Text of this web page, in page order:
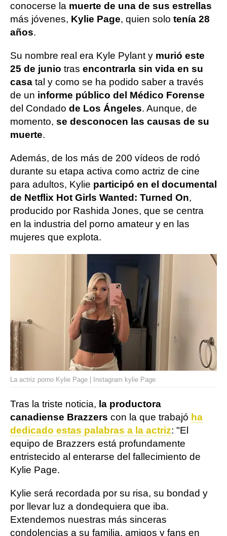
conocerse la muerte de una de sus estrellas
más jóvenes, Kylie Page, quien solo tenía 28
años.
Su nombre real era Kyle Pylant y murió este
25 de junio tras encontrarla sin vida en su
casa tal y como se ha podido saber a través
de un informe público del Médico Forense
del Condado de Los Ángeles. Aunque, de
momento, se desconocen las causas de su
muerte.
Además, de los más de 200 vídeos de rodó
durante su etapa activa como actriz de cine
para adultos, Kylie participó en el documental
de Netflix Hot Girls Wanted: Turned On,
producido por Rashida Jones, que se centra
en la industria del porno amateur y en las
mujeres que explota.
La actriz porno Kylie Page | Instagram kylie Page
Tras la triste noticia, la productora
canadiense Brazzers con la que trabajó ha
dedicado estas palabras a la actriz: "El
equipo de Brazzers está profundamente
entristecido al enterarse del fallecimiento de
Kylie Page.
Kylie será recordada por su risa, su bondad y
por llevar luz a dondequiera que iba.
Extendemos nuestras más sinceras
condolencias a su familia, amigos y fans en